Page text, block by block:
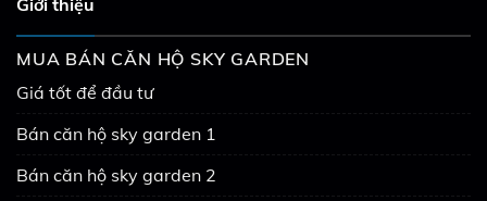
Giới thiệu
MUA BÁN CĂN HỘ SKY GARDEN
Giá tốt để đầu tư
Bán căn hộ sky garden 1
Bán căn hộ sky garden 2